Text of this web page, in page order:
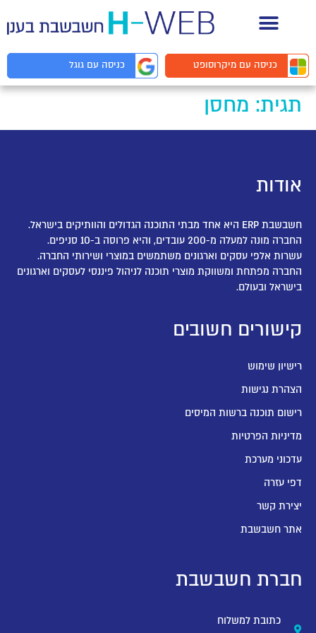
כניסה עםמיקרוסופט כניסה עם גוגל
תגית: מחסן
אודות
חשבשבת ERP היא אחד מבתי התוכנה הגדולים והוותיקים בישראל.
החברה מונה למעלה מ-200 עובדים, והיא פרוסה ב-10 סניפים.
עשרות אלפי עסקים וארגונים משתמשים במוצרי ושירותי החברה.
החברה מפתחת ומשווקת מוצרי תוכנה לניהול פיננסי לעסקים וארגונים
בישראל ובעולם.
קישורים חשובים
רישיון שימוש
הצהרת נגישות
רישום תוכנה ברשות המיסים
מדיניות הפרטיות
עדכוני מערכת
דפי עזרה
יצירת קשר
אתר חשבשבת
חברת חשבשבת
כתובת למשלוח